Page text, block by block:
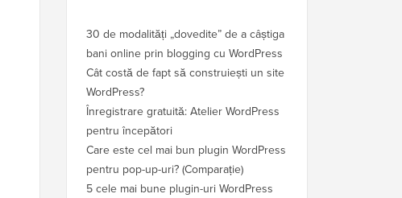
30 de modalități „dovedite” de a câștiga
bani online prin blogging cu WordPress
Cât costă de fapt să construiești un site
WordPress?
Înregistrare gratuită: Atelier WordPress
pentru începători
Care este cel mai bun plugin WordPress
pentru pop-up-uri? (Comparație)
5 cele mai bune plugin-uri WordPress